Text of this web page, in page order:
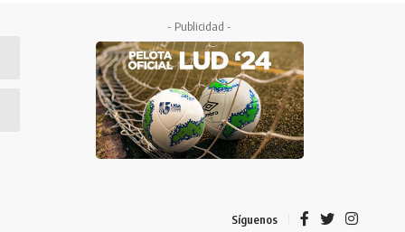
- Publicidad -
Síguenos